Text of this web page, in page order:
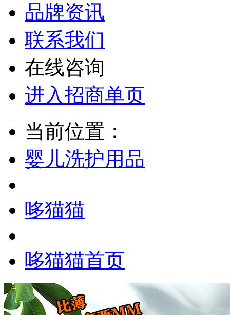
品牌资讯
联系我们
在线咨询
进入招商单页
当前位置：
婴儿洗护用品
哆猫猫
哆猫猫首页